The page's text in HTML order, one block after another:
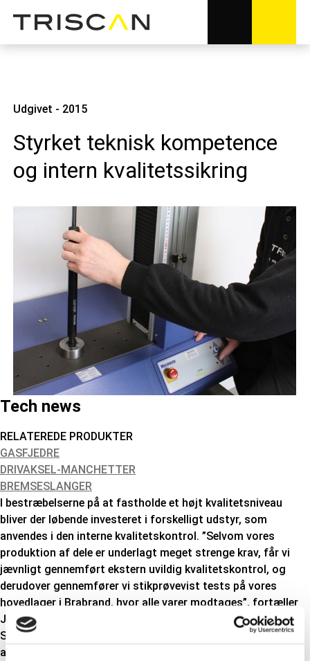
Udgivet - 2015
Styrket teknisk kompetence
og intern kvalitetssikring
Tech news
RELATEREDE PRODUKTER
GASFJEDRE
DRIVAKSEL-MANCHETTER
BREMSESLANGER
I bestræbelserne på at fastholde et højt kvalitetsniveau
bliver der løbende investeret i forskelligt udstyr, som
anvendes i den interne kvalitetskontrol. ”Selvom vores
produktion af dele er underlagt meget strenge krav, får vi
jævnligt gennemført ekstern uvildig kvalitetskontrol, og
derudover gennemfører vi stikprøvevist tests på vores
hovedlager i Brabrand, hvor alle varer modtages”, fortæller
Jørgen Grand, Produkt- og kvalitetsdirektør hos Triscan.
Senest har Triscan bl.a. investeret i et ozon-kammer til
accelererede ældningstest af gummi samt udstyr til træk-